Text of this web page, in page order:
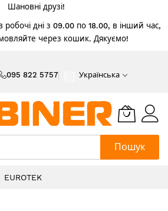
Шановні друзі!
дні з 09.00 по 18.00, в інший час,
через кошик. Дякуємо!
095 822 5757 Українська
Пошук
EUROTEK